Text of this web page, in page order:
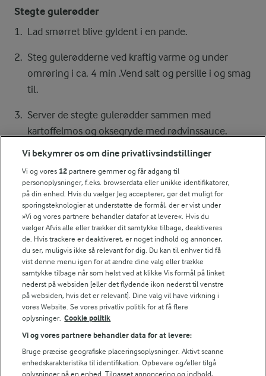
Stegte gulerødder
Lad smørret blive gyldent i en pande.
Steg gulerødderne ved kraftig varme og under
omrøring i ca. 4 min .Vend salt og persille i og smag
til.
Server de stegte gulerødder sammen med
kartoffelmos og oksegryde med rødvinssauce.
Bedømmelse
1 2 3 4 5
Tips til opskriften
Vi ved, at det tit er de små ting, der gør forskellen i
køkkenet. Derfor deler vi de tips, vi selv bruger, når vi
laver mad og udvikler opskrifter.
TIPS
Du kan tilsætte en smule vand, hvis du synes saucen er for
Vi bekymrer os om dine privatlivsindstillinger
Vi og vores 12 partnere gemmer og får adgang til
personoplysninger, f.eks. browserdata eller unikke identifikatorer,
på din enhed. Hvis du vælger Jeg accepterer, gør det muligt for
sporingsteknologier at understøtte de formål, der er vist under
»Vi og vores partnere behandler datafor at levere«. Hvis du
vælger Afvis alle eller trækker dit samtykke tilbage, deaktiveres
de. Hvis trackere er deaktiveret, er noget indhold og annoncer,
du ser, muligvis ikke så relevant for dig. Du kan til enhver tid få
vist denne menu igen for at ændre dine valg eller trække
samtykke tilbage når som helst ved at klikke Vis formål på linket
nederst på websiden [eller det flydende ikon nederst til venstre
på websiden, hvis det er relevant]. Dine valg vil have virkning i
vores Website. Se vores privatliv politik for at få flere
oplysninger. Cookie politik
Vi og vores partnere behandler data for at levere:
Bruge præcise geografiske placeringsoplysninger. Aktivt scanne
enhedskarakteristika til identifikation. Opbevare og/eller tilgå
oplysninger på en enhed. Tilpasset annoncering og indhold,